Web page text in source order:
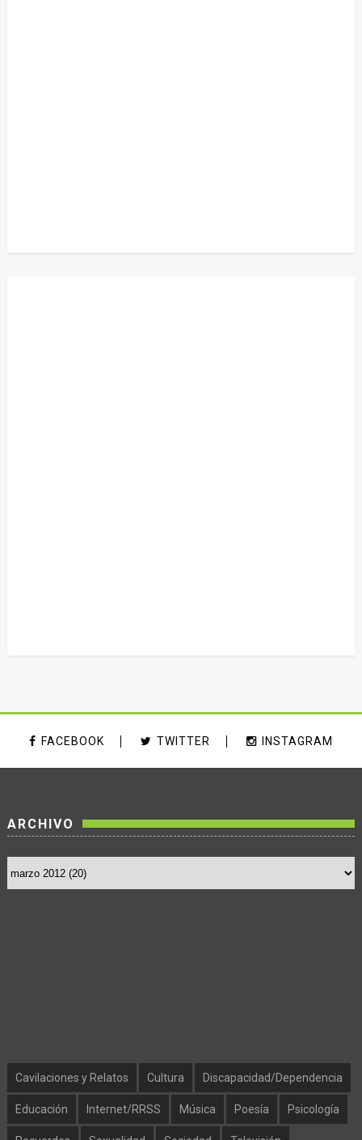
FACEBOOK TWITTER INSTAGRAM
ARCHIVO
Cavilaciones y Relatos Cultura Discapacidad/Dependencia
Educación Internet/RRSS Música Poesía Psicología